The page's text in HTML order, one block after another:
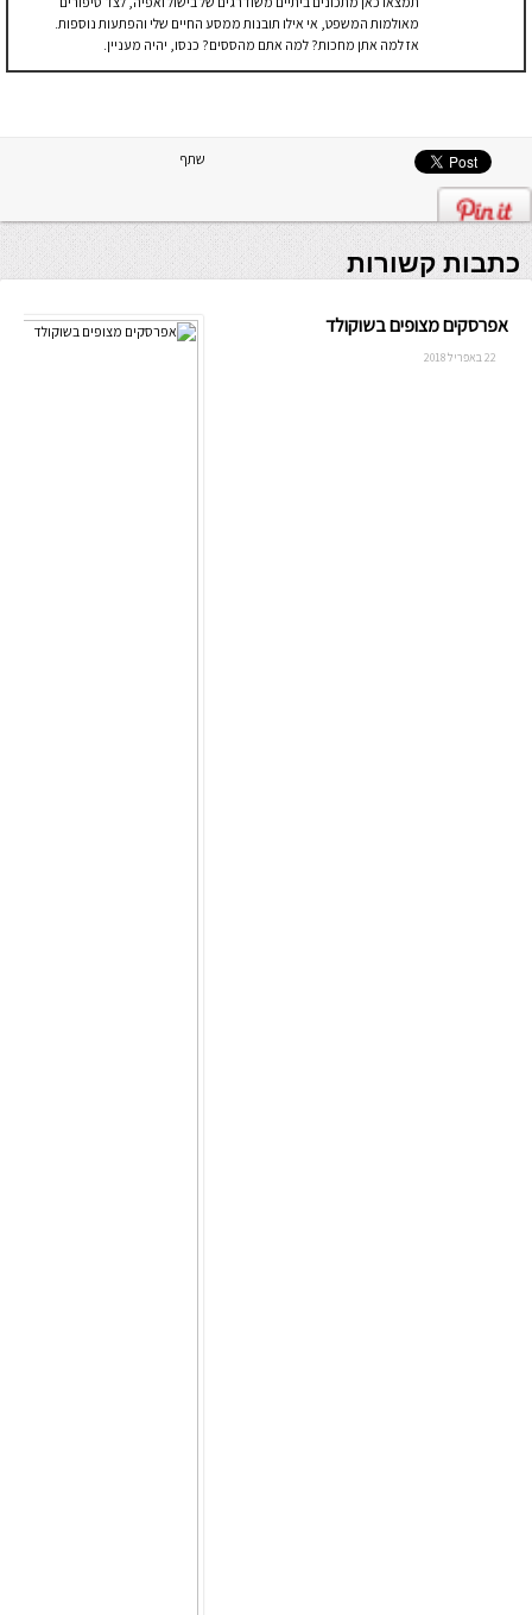
מאולמות המשפט, אי אילו תובנות ממסע החיים שלי והפתעות נוספות.
אז למה אתן מחכות? למה אתם מהססים? כנסו, יהיה מעניין.
שתף
כתבות קשורות
אפרסקים מצופים בשוקולד
22 באפריל 2018